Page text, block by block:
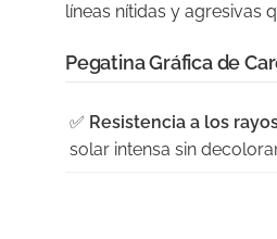
líneas nítidas y agresivas
Pegatina Gráfica de
✅ Resistencia a los
solar intensa sin